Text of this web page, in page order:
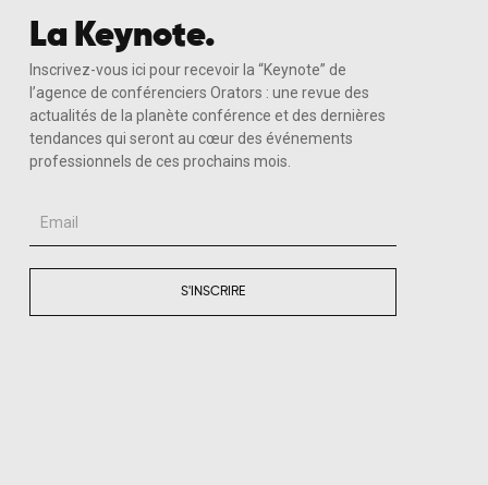
La Keynote.
Inscrivez-vous ici pour recevoir la “Keynote” de
l’agence de conférenciers Orators : une revue des
actualités de la planète conférence et des dernières
tendances qui seront au cœur des événements
professionnels de ces prochains mois.
S'INSCRIRE